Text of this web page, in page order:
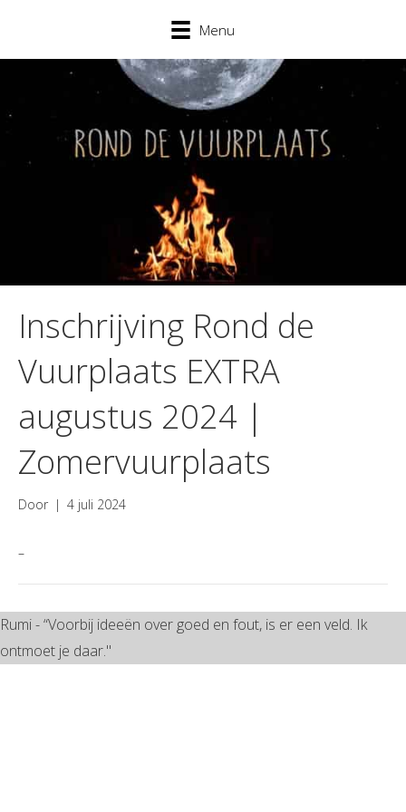
Menu
Inschrijving Rond de
Vuurplaats EXTRA
augustus 2024 |
Zomervuurplaats
Door | 4 juli 2024
–
Rumi - “Voorbij ideeën over goed en fout, is er een veld. Ik
ontmoet je daar."